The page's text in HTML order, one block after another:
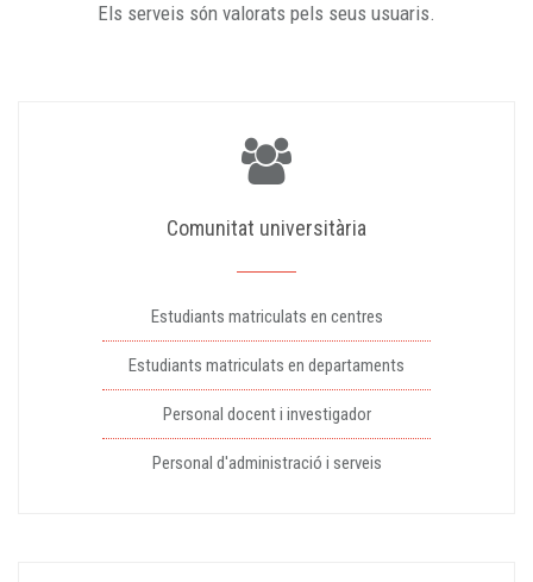
Els serveis són valorats pels seus usuaris.
Comunitat universitària
Estudiants matriculats en centres
Estudiants matriculats en departaments
Personal docent i investigador
Personal d'administració i serveis